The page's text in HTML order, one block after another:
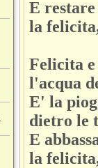
E
la
Felicita
l'acqua
E' la
dietro le
E
la